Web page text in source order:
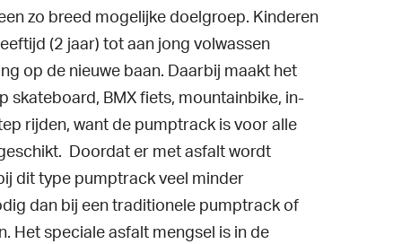
zo breed mogelijke doelgroep. Kinderen
(2 jaar) tot aan jong volwassen
op de nieuwe baan. Daarbij maakt het
skateboard, BMX fiets, mountainbike, in-
rijden, want de pumptrack is voor alle
Doordat er met asfalt wordt
dit type pumptrack veel minder
dan bij een traditionele pumptrack of
Het speciale asfalt mengsel is in de